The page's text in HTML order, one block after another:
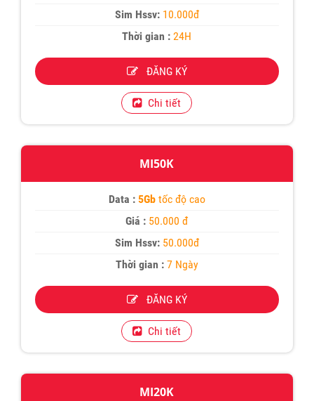
Sim Hssv:10.000đ
Thời gian : 24H
ĐĂNG KÝ
Chi tiết
MI50K
Data :5Gb tốc độ cao
Giá : 50.000 đ
Sim Hssv:50.000đ
Thời gian :7 Ngày
ĐĂNG KÝ
Chi tiết
MI20K